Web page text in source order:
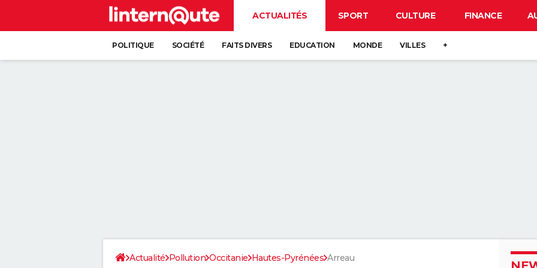
ACTUALITÉS SPORT CULTURE FINANCE
POLITIQUE SOCIÉTÉ FAITS DIVERS EDUCATION MONDE VILLES +
Actualité Pollution Occitanie Hautes-Pyrénées Arreau